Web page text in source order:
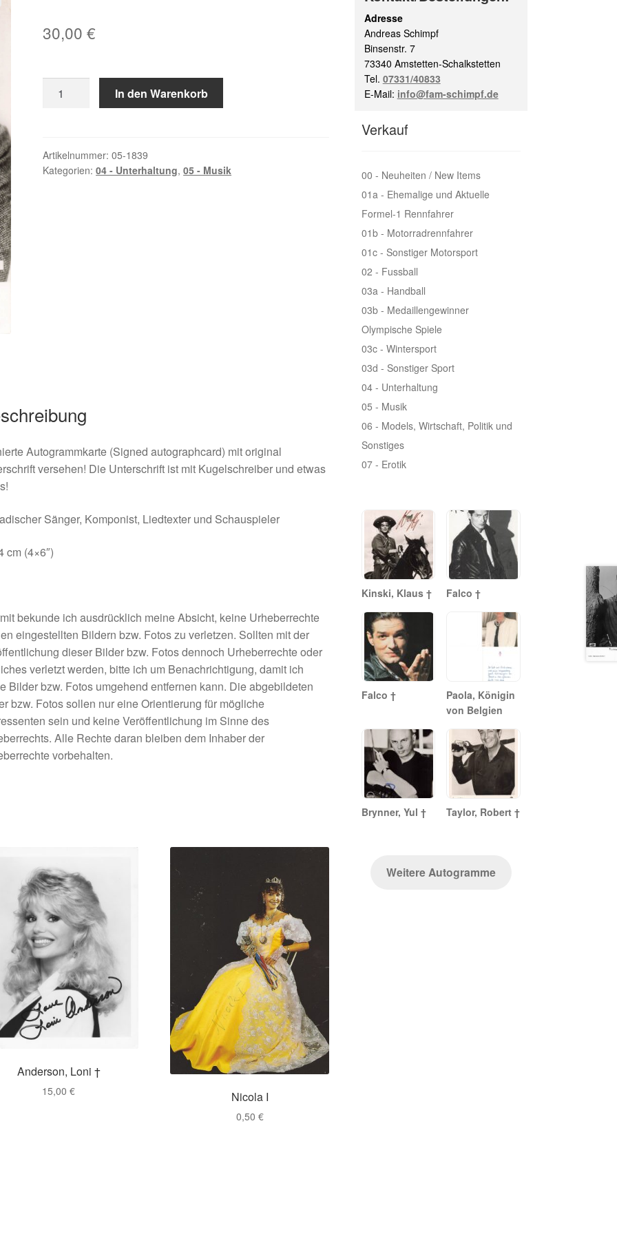
30,00€
Paul
In den Warenkorb
Artikelnummer:05-1839
Kategorien:04 - Unterhaltung,05 - Musik
Autogrammkarte (Signed autographcard) mit original
versehen! Die Unterschrift ist mit Kugelschreiber und etwas
Sänger, Komponist, Liedtexter und Schauspieler
cm (4×6″)
bekunde ich ausdrücklich meine Absicht, keine Urheberrechte
eingestellten Bildern bzw. Fotos zu verletzen. Sollten mit der
dieser Bilder bzw. Fotos dennoch Urheberrechte oder
verletzt werden, bitte ich um Benachrichtigung, damit ich
Bilder bzw. Fotos umgehend entfernen kann. Die abgebildeten
bzw. Fotos sollen nur eine Orientierung für mögliche
sein und keine Veröffentlichung im Sinne des
Alle Rechte daran bleiben dem Inhaber der
vorbehalten.
Anderson, Loni †
15,00€ Nicola I
0,50 €
Adresse
Andreas Schimpf
Binsenstr. 7
73340 Amstetten-Schalkstetten
Tel. 07331/40833
E-Mail: info@fam-schimpf.de
Verkauf
00 - Neuheiten / New Items
01a - Ehemalige und Aktuelle
Formel-1 Rennfahrer
01b - Motorradrennfahrer
01c - Sonstiger Motorsport
02 - Fussball
03a - Handball
03b - Medaillengewinner
Olympische Spiele
03c - Wintersport
03d - Sonstiger Sport
04 - Unterhaltung
05 - Musik
06 - Models, Wirtschaft, Politik und
Sonstiges
07 - Erotik
Kinski, Klaus † Falco †
Falco †
Paola, Königin
von Belgien
Brynner, Yul † Taylor, Robert †
Weitere Autogramme